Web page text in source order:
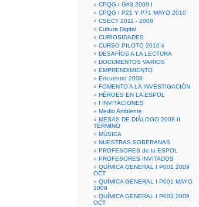
CPQG I G#3 2009 I
CPQG I P21 Y P71 MAYO 2010
CSECT 2011 - 2008
Cultura Digital
CURIOSIDADES
CURSO PILOTO 2010 ii
DESAFÍOS A LA LECTURA
DOCUMENTOS VARIOS
EMPRENDIMIENTO
Encuentro 2008
FOMENTO A LA INVESTIGACIÓN
HÉROES EN LA ESPOL
I INVITACIONES
Medio Ambiente
MESAS DE DIÁLOGO 2008 II
TÉRMINO
MÚSICA
NUESTRAS SOBERANAS
PROFESORES de la ESPOL
PROFESORES INVITADOS
QUÍMICA GENERAL I P001 2009
OCT
QUÍMICA GENERAL I P001 MAYO
2009
QUÍMICA GENERAL I P003 2009
OCT